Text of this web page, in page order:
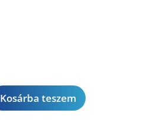
Kosárba teszem